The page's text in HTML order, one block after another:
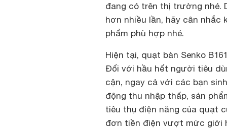
đang có trên thị trường nhé.
hơn nhiều lần, hãy cân
phẩm phù hợp nhé.
Hiện tại, quạt bàn Senko
Đối với hầu hết người tiêu
cận, ngay cả với các bạn
động thu nhập thấp, sản
tiêu thụ điện năng của quạt
đơn tiền điện vượt mức giới